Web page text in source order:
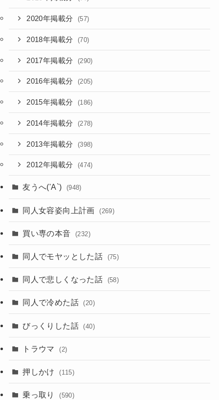
2020年掲載分 (57)
2018年掲載分 (70)
2017年掲載分 (290)
2016年掲載分 (205)
2015年掲載分 (186)
2014年掲載分 (278)
2013年掲載分 (398)
2012年掲載分 (474)
友うへ('A`) (948)
同人女容姿向上計画 (269)
買い専の本音 (232)
同人でモヤッとした話 (75)
同人で悲しくなった話 (58)
同人で冷めた話 (20)
びっくりした話 (40)
トラウマ (2)
押しかけ (115)
乗っ取り (590)